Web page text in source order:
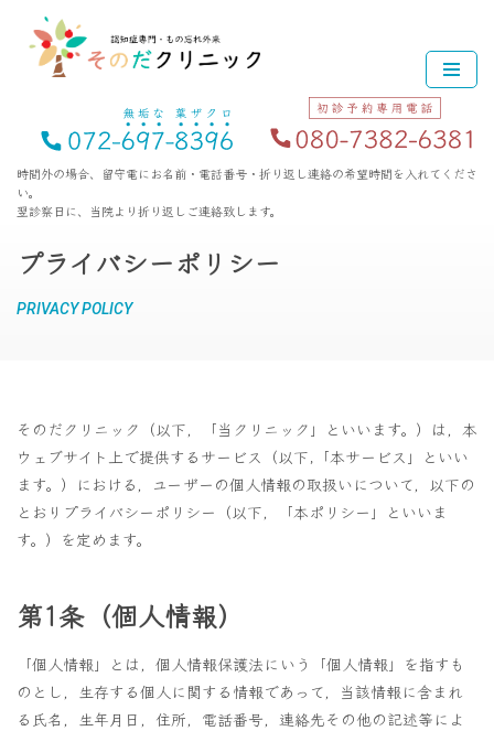
ツ
へ
キ
ッ
プ
時間外の場合、留守電にお名前・電話番号・折り返し連絡の希望時間を入れてくださ
い。
翌診察日に、当院より折り返しご連絡致します。
プライバシーポリシー
PRIVACY POLICY
そのだクリニック（以下，「当クリニック」といいます。）は，本
ウェブサイト上で提供するサービス（以下,「本サービス」といい
ます。）における，ユーザーの個人情報の取扱いについて，以下の
とおりプライバシーポリシー（以下，「本ポリシー」といいま
す。）を定めます。
第1条（個人情報）
「個人情報」とは，個人情報保護法にいう「個人情報」を指すも
のとし，生存する個人に関する情報であって，当該情報に含まれ
る氏名，生年月日，住所，電話番号，連絡先その他の記述等によ